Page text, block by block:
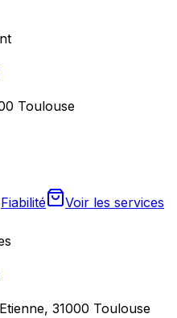
Toulouse
Fiabilité
Voir les services
31000 Toulouse